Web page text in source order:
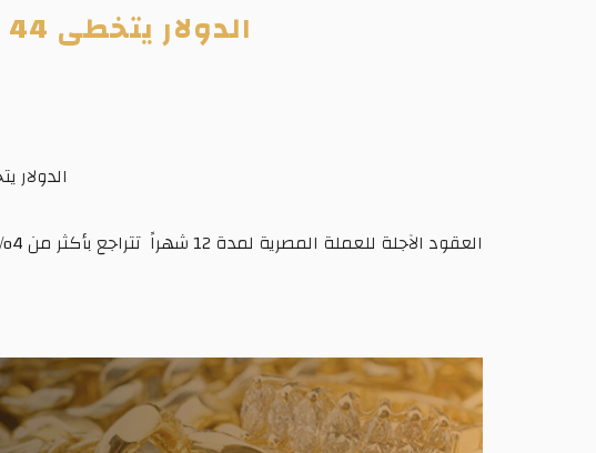
الدولار يتخطى 44 جنيه في العقود الآجلة والذهب يشتعل.
الدولار
العقود الآجلة للعملة المصرية لمدة شهراً تتراجع بأكثر من